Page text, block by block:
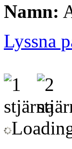
Namn:
Lyssna